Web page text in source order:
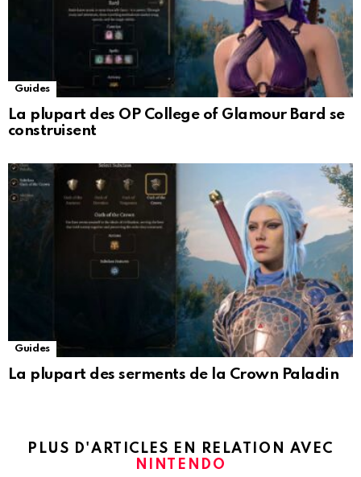
Guides
La plupart des OP College of Glamour Bard se
construisent
Guides
La plupart des serments de la Crown Paladin
PLUS D'ARTICLES EN RELATION AVEC
NINTENDO